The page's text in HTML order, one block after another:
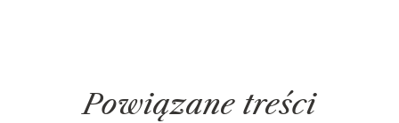
Powiązane treści